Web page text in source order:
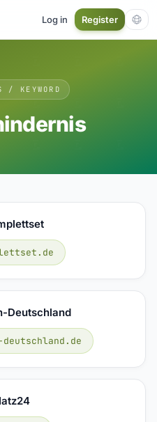
Log in Register
/ KEYWORD
Deutschland